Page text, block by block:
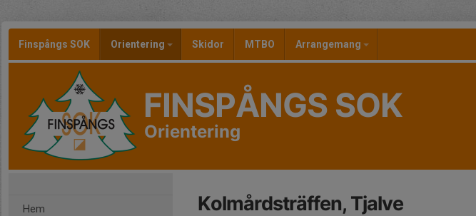
Finspångs SOK Orientering Skidor MTBO Arrangemang
FINSPÅNGS SOK
Orientering
Hem Kolmårdsträffen, Tjalve